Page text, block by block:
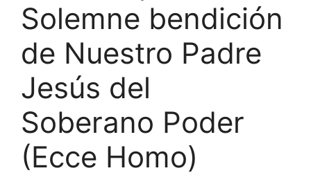
Solemne bendición
de Nuestro Padre
Jesús del
Soberano Poder
(Ecce Homo)